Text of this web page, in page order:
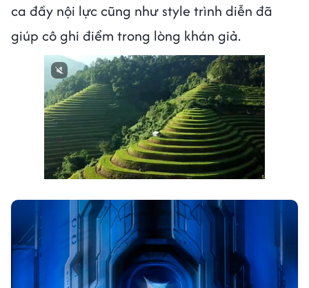
ca đầy nội lực cũng như style trình diễn đã
giúp cô ghi điểm trong lòng khán giả.